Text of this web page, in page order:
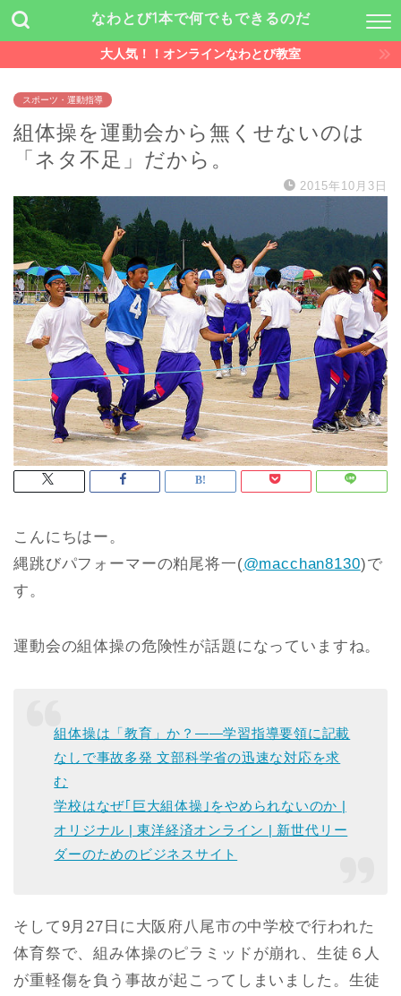
なわとび1本で何でもできるのだ
大人気！！オンラインなわとび教室
スポーツ・運動指導
組体操を運動会から無くせないのは
「ネタ不足」だから。
2015年10月3日
こんにちはー。
縄跳びパフォーマーの粕尾将一(@macchan8130)で
す。
運動会の組体操の危険性が話題になっていますね。
組体操は「教育」か？――学習指導要領に記載
なしで事故多発 文部科学省の迅速な対応を求
む
学校はなぜ｢巨大組体操｣をやめられないのか |
オリジナル | 東洋経済オンライン | 新世代リー
ダーのためのビジネスサイト
そして9月27日に大阪府八尾市の中学校で行われた
体育祭で、組み体操のピラミッドが崩れ、生徒６人
が重軽傷を負う事故が起こってしまいました。生徒